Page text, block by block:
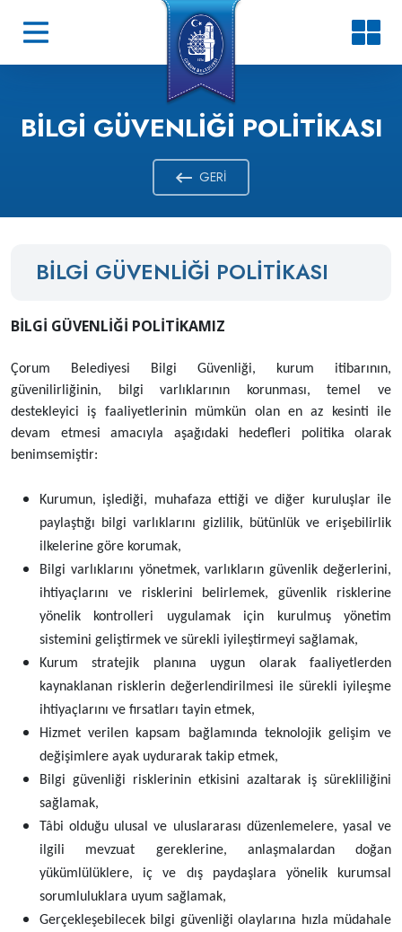
BILGI GÜVENLIĞI POLITIKASI
GERI
BILGI GÜVENLIĞI POLITIKASI
BİLGİ GÜVENLİĞİ POLİTİKAMIZ
Çorum Belediyesi Bilgi Güvenliği, kurum itibarının,
güvenilirliğinin, bilgi varlıklarının korunması, temel ve
destekleyici iş faaliyetlerinin mümkün olan en az kesinti ile
devam etmesi amacıyla aşağıdaki hedefleri politika olarak
benimsemiştir:
Kurumun, işlediği, muhafaza ettiği ve diğer kuruluşlar ile
paylaştığı bilgi varlıklarını gizlilik, bütünlük ve erişebilirlik
ilkelerine göre korumak,
Bilgi varlıklarını yönetmek, varlıkların güvenlik değerlerini,
ihtiyaçlarını ve risklerini belirlemek, güvenlik risklerine
yönelik kontrolleri uygulamak için kurulmuş yönetim
sistemini geliştirmek ve sürekli iyileştirmeyi sağlamak,
Kurum stratejik planına uygun olarak faaliyetlerden
kaynaklanan risklerin değerlendirilmesi ile sürekli iyileşme
ihtiyaçlarını ve fırsatları tayin etmek,
Hizmet verilen kapsam bağlamında teknolojik gelişim ve
değişimlere ayak uydurarak takip etmek,
Bilgi güvenliği risklerinin etkisini azaltarak iş sürekliliğini
sağlamak,
Tâbi olduğu ulusal ve uluslararası düzenlemelere, yasal ve
ilgili mevzuat gereklerine, anlaşmalardan doğan
yükümlülüklere, iç ve dış paydaşlara yönelik kurumsal
sorumluluklara uyum sağlamak,
Gerçekleşebilecek bilgi güvenliği olaylarına hızla müdahale